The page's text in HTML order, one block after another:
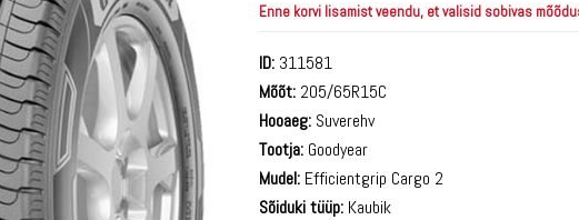
Enne korvi lisamist veendu, et valisid sobivas
ID: 311581
Mõõt: 205/65R15C
Hooaeg: Suverehv
Tootja: Goodyear
Mudel: Efficientgrip Cargo 2
Sõiduki tüüp: Kaubik